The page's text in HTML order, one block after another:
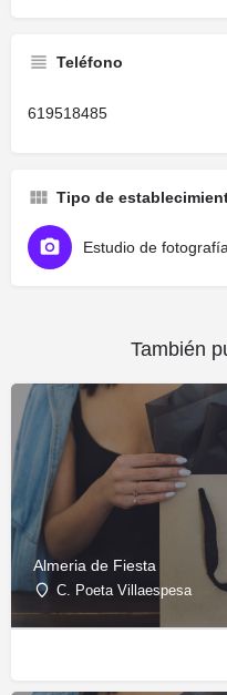
Teléfono
619518485
Tipo de
Estudio de fotografía
También
Almeria de Fiesta
C. Poeta Villaespesa